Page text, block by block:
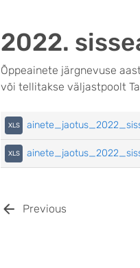
2022.
Õppeainete järgnevuse
või tellitakse väljastpoolt
Previous